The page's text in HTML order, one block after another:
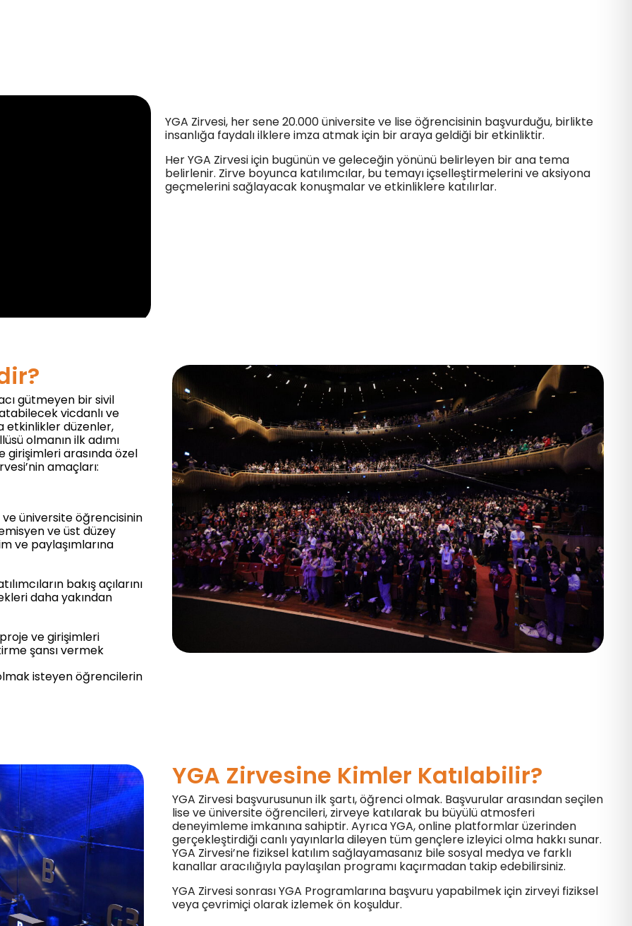
YGA Zirvesi, her sene 20.000 üniversite ve lise öğrencisinin başvurduğu, birlikte
insanlığa faydalı ilklere imza atmak için bir araya geldiği bir etkinliktir.
Her YGA Zirvesi için bugünün ve geleceğin yönünü belirleyen bir ana tema
belirlenir. Zirve boyunca katılımcılar, bu temayı içselleştirmelerini ve aksiyona
geçmelerini sağlayacak konuşmalar ve etkinliklere katılırlar.
gütmeyen bir sivil
vicdanlı ve
etkinlikler düzenler,
olmanın ilk adımı
girişimleri arasında özel
amaçları:​
üniversite öğrencisinin
ve üst düzey
ve paylaşımlarına
bakış açılarını
daha yakından
ve girişimleri
şansı vermek​
isteyen öğrencilerin
YGA Zirvesine Kimler Katılabilir?
YGA Zirvesi başvurusunun ilk şartı, öğrenci olmak. Başvurular arasından seçilen
lise ve üniversite öğrencileri, zirveye katılarak bu büyülü atmosferi
deneyimleme imkanına sahiptir. Ayrıca YGA, online platformlar üzerinden
gerçekleştirdiği canlı yayınlarla dileyen tüm gençlere izleyici olma hakkı sunar.
YGA Zirvesi’ne fiziksel katılım sağlayamasanız bile sosyal medya ve farklı
kanallar aracılığıyla paylaşılan programı kaçırmadan takip edebilirsiniz. ​
​YGA Zirvesi sonrası YGA Programlarına başvuru yapabilmek için zirveyi fiziksel
veya çevrimiçi olarak izlemek ön koşuldur. ​